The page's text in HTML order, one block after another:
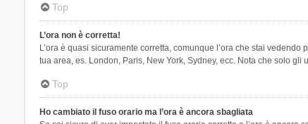
Top
L’ora non è corretta!
L’ora è quasi sicuramente corretta, comunque l’ora che stai
tua area, es. London, Paris, New York, Sydney, ecc. Nota che solo
Top
Ho cambiato il fuso orario ma l’ora è ancora sbagliata